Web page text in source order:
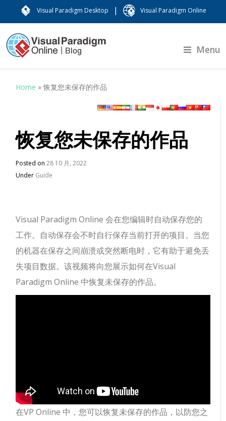
Visual Paradigm Desktop | Visual Paradigm Online
Menu
Home »恢复您未保存的作品
恢复您未保存的作品
Posted on28 10 月, 2022
Under Guide
Visual Paradigm Online 会在您编辑时自动保存您的
工作。自动保存会不时自行保存当前打开的项目。当您
的机器在保存之间崩溃或突然断电时，它有助于避免丢
失项目数据。该视频将向您展示如何在Visual
Paradigm Online 中恢复未保存的作品。
在VP Online 中，您可以恢复未保存的作品，以防您之